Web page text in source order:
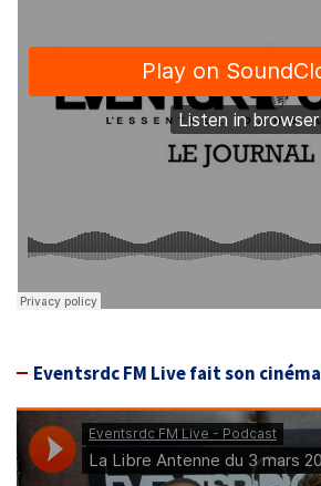
Eventsrdc FM Live fait son cinéma